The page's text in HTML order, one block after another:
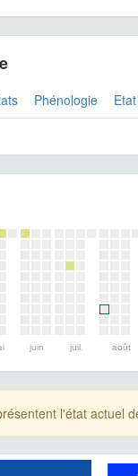
Phénologie
juin juil. août
l'état actuel